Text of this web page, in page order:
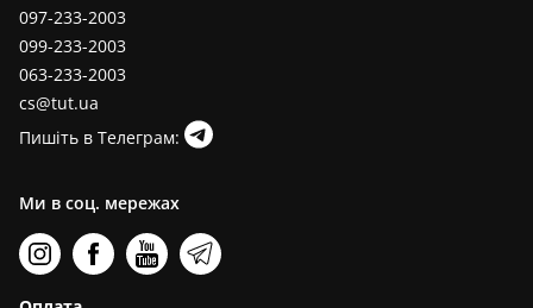
097-233-2003
099-233-2003
063-233-2003
cs@tut.ua
Пишіть в Телеграм:
Ми в соц. мережах